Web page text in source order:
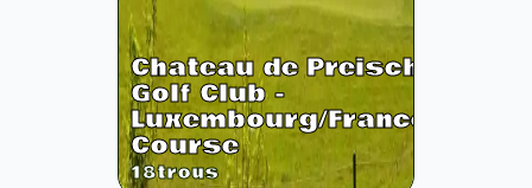
Chateau de Preisch
Golf Club -
Luxembourg/France
Course
18trous